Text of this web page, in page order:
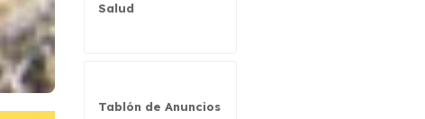
Salud
Tablón de Anuncios